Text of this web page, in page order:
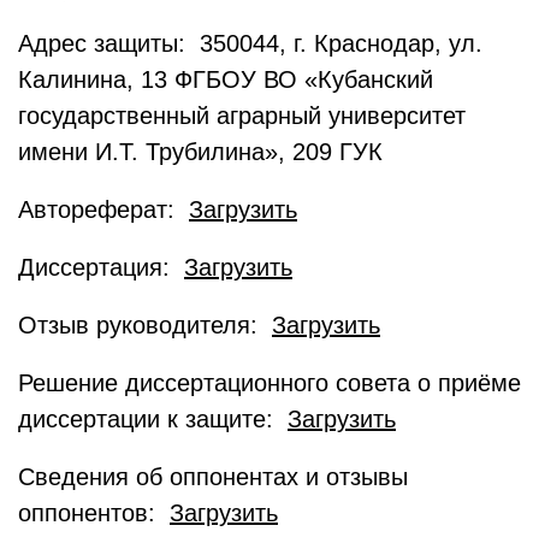
Адрес защиты: 350044, г. Краснодар, ул.
Калинина, 13 ФГБОУ ВО «Кубанский
государственный аграрный университет
имени И.Т. Трубилина», 209 ГУК
Автореферат: Загрузить
Диссертация: Загрузить
Отзыв руководителя: Загрузить
Решение диссертационного совета о приёме
диссертации к защите: Загрузить
Сведения об оппонентах и отзывы
оппонентов: Загрузить